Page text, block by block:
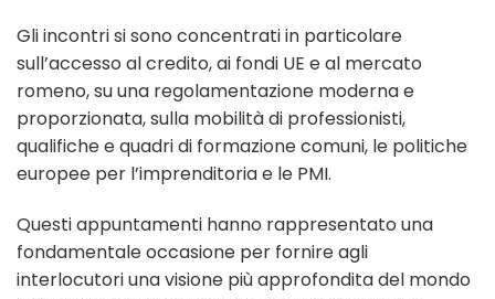
Gli incontri si sono concentrati in particolare
sull’accesso al credito, ai fondi UE e al mercato
romeno, su una regolamentazione moderna e
proporzionata, sulla mobilità di professionisti,
qualifiche e quadri di formazione comuni, le politiche
europee per l’imprenditoria e le PMI.
Questi appuntamenti hanno rappresentato una
fondamentale occasione per fornire agli
interlocutori una visione più approfondita del mondo